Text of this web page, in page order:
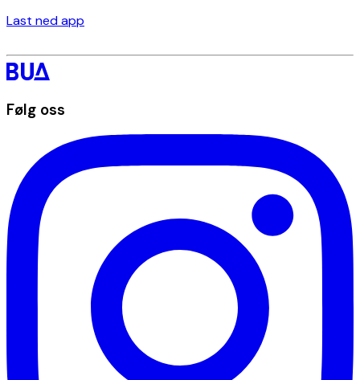
Last ned app
Følg oss